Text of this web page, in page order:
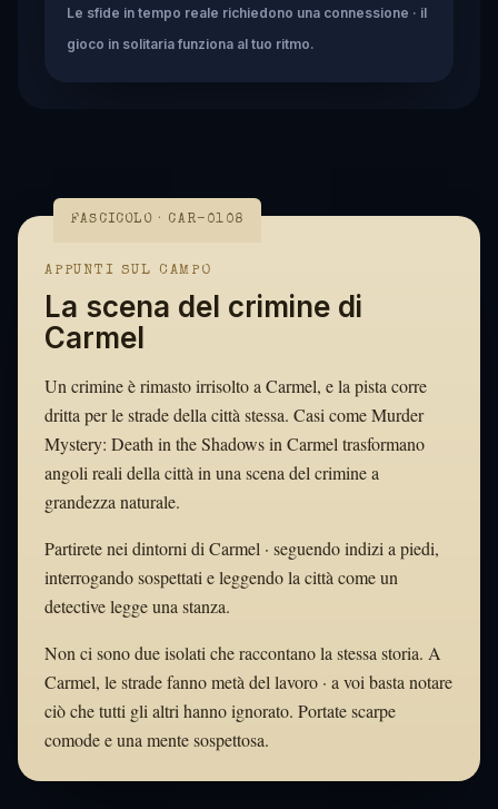
Le sfide in tempo reale richiedono una connessione · il
gioco in solitaria funziona al tuo ritmo.
FASCICOLO · CAR-0108
APPUNTI SUL CAMPO
La scena del crimine di
Carmel
Un crimine è rimasto irrisolto a Carmel, e la pista corre
dritta per le strade della città stessa. Casi come Murder
Mystery: Death in the Shadows in Carmel trasformano
angoli reali della città in una scena del crimine a
grandezza naturale.
Partirete nei dintorni di Carmel · seguendo indizi a piedi,
interrogando sospettati e leggendo la città come un
detective legge una stanza.
Non ci sono due isolati che raccontano la stessa storia. A
Carmel, le strade fanno metà del lavoro · a voi basta notare
ciò che tutti gli altri hanno ignorato. Portate scarpe
comode e una mente sospettosa.